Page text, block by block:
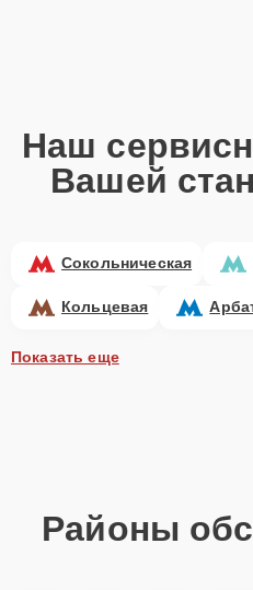
Наш
Вашей
Сокольническая
Кольцевая
Показать еще
Районы